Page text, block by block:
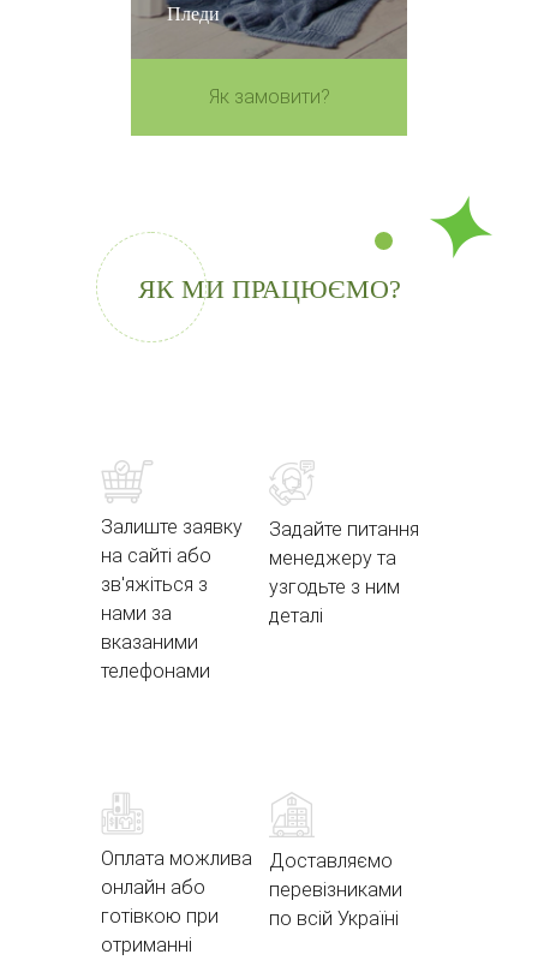
Пледи
Як замовити?
ЯК МИ ПРАЦЮЄМО?
Залиште заявку
на сайті або
зв'яжіться з
нами за
вказаними
телефонами
Задайте питання
менеджеру та
узгодьте з ним
деталі
Оплата можлива
онлайн або
готівкою при
отриманні
Доставляємо
перевізниками
по всій Україні